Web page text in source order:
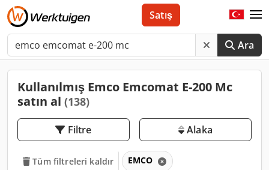
Ara
Satış
Kullanılmış Emco Emcomat E-200 Mc
satın al (138)
Filtre Alaka
Tüm filtreleri kaldır EMCO